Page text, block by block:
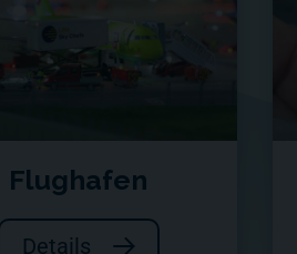
Flughafen
Details